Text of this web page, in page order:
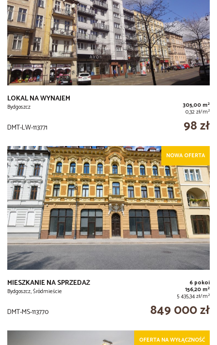
LOKAL NA WYNAJEM
Bydgoszcz 305,00 m2
0,32 zł/m2
DMT-LW-113771 98 zł
NOWA OFERTA
MIESZKANIE NA SPRZEDAŻ
Bydgoszcz, Śródmieście
6 pokoi
156,20 m2
5 435,34 zł/m2
DMT-MS-113770 849 000 zł
OFERTA NA WYŁĄCZNOŚĆ